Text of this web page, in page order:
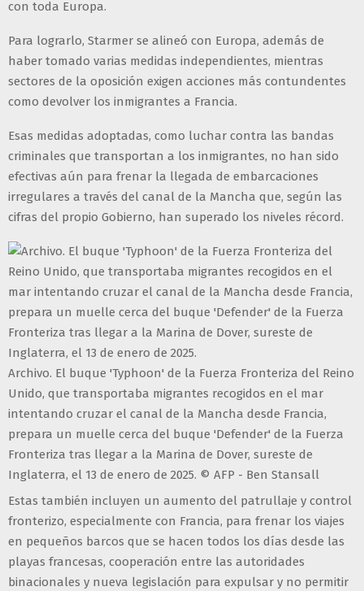
con toda Europa.
Para lograrlo, Starmer se alineó con Europa, además de
haber tomado varias medidas independientes, mientras
sectores de la oposición exigen acciones más contundentes
como devolver los inmigrantes a Francia.
Esas medidas adoptadas, como luchar contra las bandas
criminales que transportan a los inmigrantes, no han sido
efectivas aún para frenar la llegada de embarcaciones
irregulares a través del canal de la Mancha que, según las
cifras del propio Gobierno, han superado los niveles récord.
Archivo. El buque 'Typhoon' de la Fuerza Fronteriza del Reino
Unido, que transportaba migrantes recogidos en el mar
intentando cruzar el canal de la Mancha desde Francia,
prepara un muelle cerca del buque 'Defender' de la Fuerza
Fronteriza tras llegar a la Marina de Dover, sureste de
Inglaterra, el 13 de enero de 2025. © AFP - Ben Stansall
Estas también incluyen un aumento del patrullaje y control
fronterizo, especialmente con Francia, para frenar los viajes
en pequeños barcos que se hacen todos los días desde las
playas francesas, cooperación entre las autoridades
binacionales y nueva legislación para expulsar y no permitir